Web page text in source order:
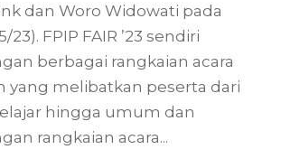
dan Woro Widowati pada
FPIP FAIR ’23 sendiri
berbagai rangkaian acara
yang melibatkan peserta dari
hingga umum dan
rangkaian acara...